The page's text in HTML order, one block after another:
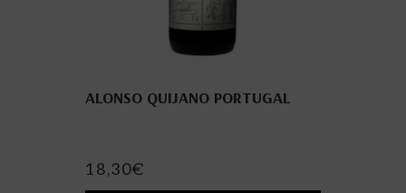
ALONSO QUIJANO PORTUGAL
18,30€